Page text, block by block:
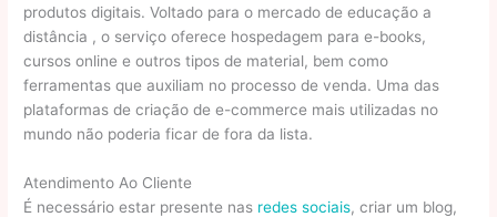
produtos digitais. Voltado para o mercado de educação a
distância , o serviço oferece hospedagem para e-books,
cursos online e outros tipos de material, bem como
ferramentas que auxiliam no processo de venda. Uma das
plataformas de criação de e-commerce mais utilizadas no
mundo não poderia ficar de fora da lista.
Atendimento Ao Cliente
É necessário estar presente nas redes sociais, criar um blog,